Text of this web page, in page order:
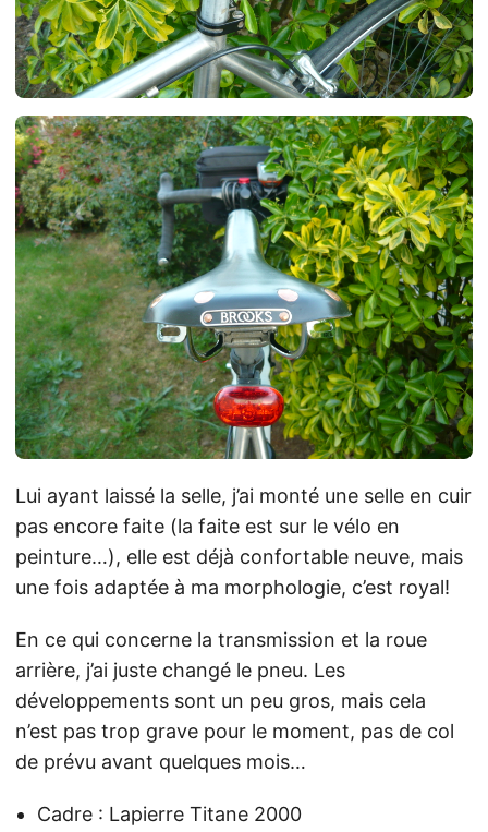
Lui ayant laissé la selle, j’ai monté une selle en cuir
pas encore faite (la faite est sur le vélo en
peinture…), elle est déjà confortable neuve, mais
une fois adaptée à ma morphologie, c’est royal!
En ce qui concerne la transmission et la roue
arrière, j’ai juste changé le pneu. Les
développements sont un peu gros, mais cela
n’est pas trop grave pour le moment, pas de col
de prévu avant quelques mois…
Cadre : Lapierre Titane 2000